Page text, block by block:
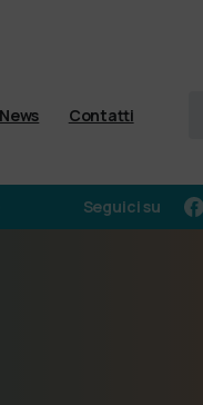
News Contatti
Seguici su